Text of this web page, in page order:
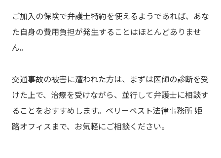
ご加入の保険で弁護士特約を使えるようであれば、あな
た自身の費用負担が発生することはほとんどありませ
ん。
交通事故の被害に遭われた方は、まずは医師の診断を受
けた上で、治療を受けながら、並行して弁護士に相談す
ることをおすすめします。ベリーベスト法律事務所 姫
路オフィスまで、お気軽にご相談ください。